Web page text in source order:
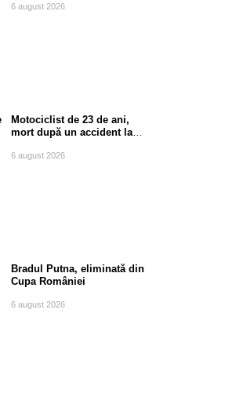
6 august 2026
Motociclist de 23 de ani,
mort după un accident la
6 august 2026
Bradul Putna, eliminată din
Cupa României
6 august 2026